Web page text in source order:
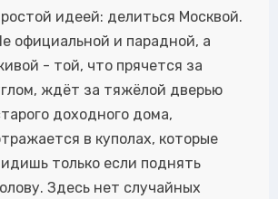
идеей: делиться Москвой.
официальной и парадной, а
- той, что прячется за
ждёт за тяжёлой дверью
доходного дома,
в куполах, которые
только если поднять
Здесь нет случайных